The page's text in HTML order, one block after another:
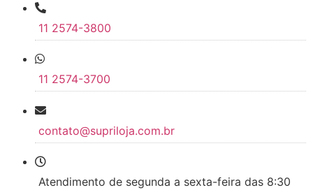
11 2574-3800
11 2574-3700
contato@supriloja.com.br
Atendimento de segunda a sexta-feira das 8:30